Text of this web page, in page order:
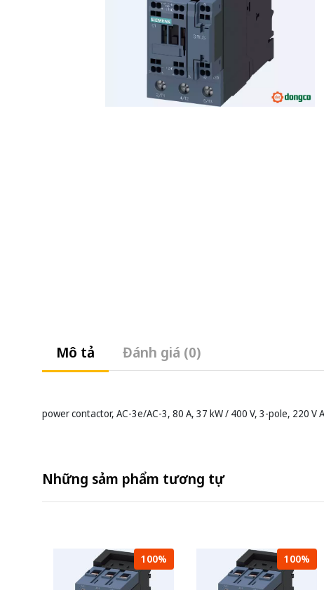
Mô tả Đánh giá (0)
power contactor, AC-3e/AC-3, 80 A, 37 kW / 400 V, 3-pole, 220 V
Những sảm phẩm tương tự
100% 100%